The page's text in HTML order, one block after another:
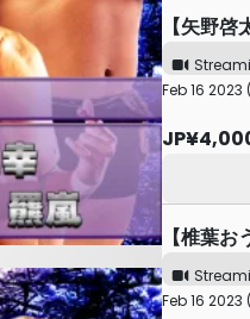
【矢野
Feb 16
【椎葉
Feb 16